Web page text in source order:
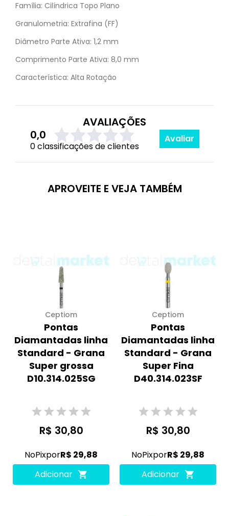
Família: Cilíndrica Topo Plano
Granulometria: Extrafina (FF)
Diâmetro Parte Ativa: 1,2 mm
Comprimento Parte Ativa: 8,0 mm
Característica: Alta Rotação
AVALIAÇÕES
0,0
0 classificações de clientes
Avaliar
APROVEITE E VEJA TAMBÉM
Ceptiom
Pontas
Diamantadas linha
Standard - Grana
Super grossa
D10.314.025SG
R$ 30,80
NoPixporR$ 29,88
Adicionar
Ceptiom
Pontas
Diamantadas linha
Standard - Grana
Super Fina
D40.314.023SF
R$ 30,80
NoPixporR$ 29,88
Adicionar